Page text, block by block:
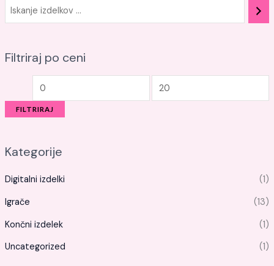
Filtriraj po ceni
FILTRIRAJ
Kategorije
Digitalni izdelki
(1)
Igrače
(13)
Končni izdelek
(1)
Uncategorized
(1)